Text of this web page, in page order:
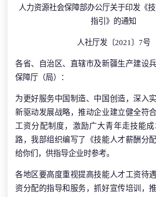
人力资源社会保障部办公厅关于印发《
指引》的通知
人社厅发〔2021〕7号
各省、自治区、直辖市及新疆生产建设
保障厅（局）：
为更好服务中国制造、中国创造，深入
新驱动发展战略，推动企业建立健全符
工资分配制度，激励广大青年走技能
路，我部组织编写了《技能人才薪酬分
给你们，供指导企业时参考。
各地区要高度重视提高技能人才工资待
资分配的指导和服务，抓好宣传培训，